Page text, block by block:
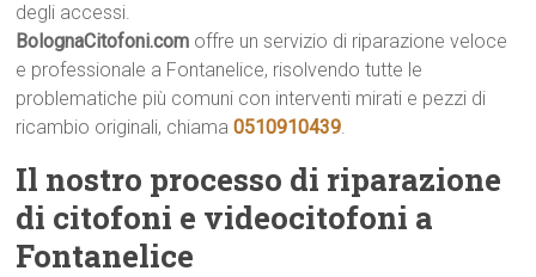
degli accessi.
BolognaCitofoni.com offre un servizio di riparazione veloce
e professionale a Fontanelice, risolvendo tutte le
problematiche più comuni con interventi mirati e pezzi di
ricambio originali, chiama0510910439.
Il nostro processo di riparazione
di citofoni e videocitofoni a
Fontanelice